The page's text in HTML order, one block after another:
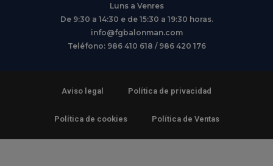
Luns a Venres
De 9:30 a 14:30 e de 15:30 a 19:30 horas.
info@fgbalonman.com
Teléfono: 986 410 618 / 986 420 176
Aviso legal Política de privacidad
Política de cookies Política de Ventas